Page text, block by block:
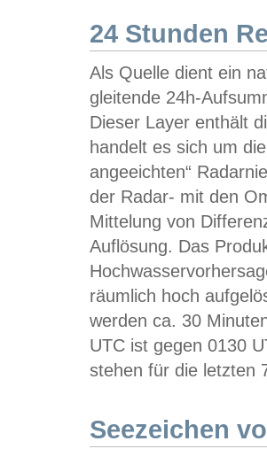
24 Stunden
Als Quelle dient ein
gleitende 24h-
Dieser Layer enthält
handelt es sich um
angeeichten“
der Radar- mit den
Mittelung von
Auflösung. Das
räumlich hoch
werden ca. 30
UTC ist gegen 0130
stehen für die letzten
Seezeichen